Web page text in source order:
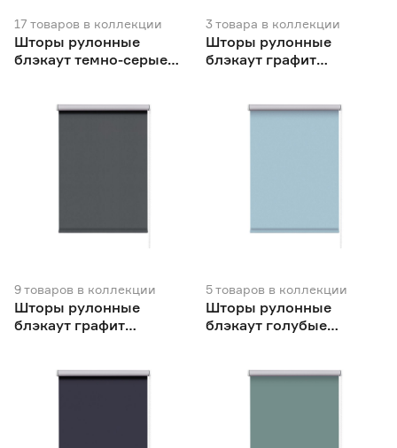
17 товаров в коллекции
Шторы рулонные
блэкаут темно-серые
3товара в коллекции
Шторы рулонные
блэкаут графит
9товаров в коллекции
Шторы рулонные
блэкаут графит
5товаров в коллекции
Шторы рулонные
блэкаут голубые